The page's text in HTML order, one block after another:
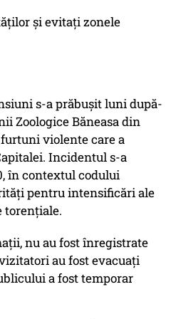
și evitați zonele
s-a prăbușit luni după-
Zoologice Băneasa din
violente care a
Incidentul s-a
în contextul codului
pentru intensificări ale
torențiale.
nu au fost înregistrate
au fost evacuați
a fost temporar